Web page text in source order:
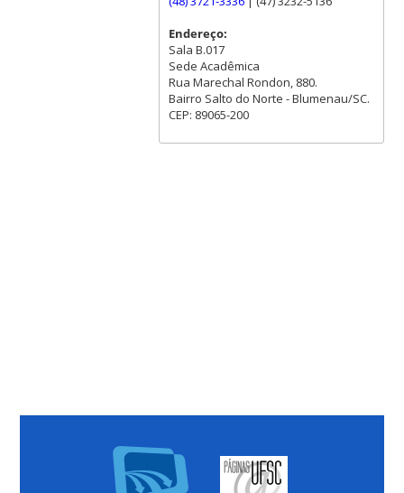
Endereço:
Sala B.017
Sede Acadêmica
Rua Marechal Rondon, 880.
Bairro Salto do Norte - Blumenau/SC.
CEP: 89065-200